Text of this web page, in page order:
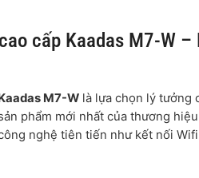
cấp Kaadas M7-W
M7-W là lựa chọn lý tưởng
phẩm mới nhất của thương
nghệ tiên tiến như kết nối